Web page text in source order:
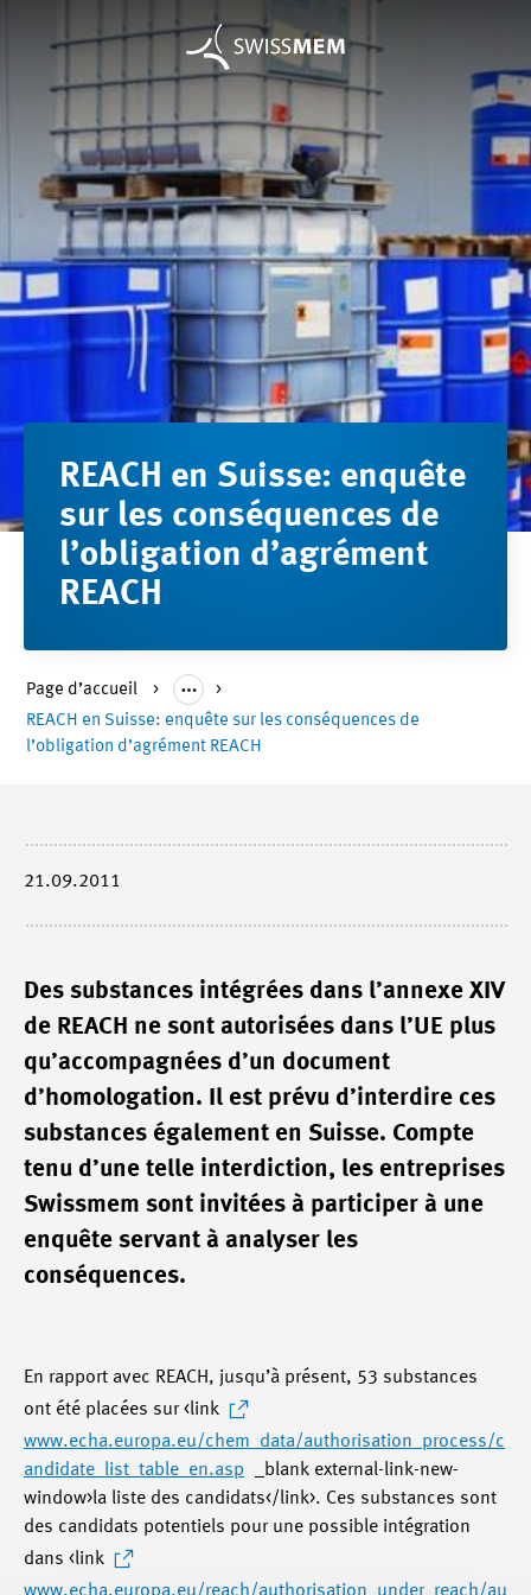
REACH en Suisse: enquête
sur les conséquences de
l’obligation d’agrément
REACH
Page d’accueil
REACH en Suisse: enquête sur les conséquences de
l’obligation d’agrément REACH
21.09.2011
Des substances intégrées dans l’annexe XIV
de REACH ne sont autorisées dans l’UE plus
qu’accompagnées d’un document
d’homologation. Il est prévu d’interdire ces
substances également en Suisse. Compte
tenu d’une telle interdiction, les entreprises
Swissmem sont invitées à participer à une
enquête servant à analyser les
conséquences.
En rapport avec REACH, jusqu’à présent, 53 substances
ont été placées sur <link
www.echa.europa.eu/chem_data/authorisation_process/c
andidate_list_table_en.asp
_blank external-link-new-
window>la liste des candidats</link>. Ces substances sont
des candidats potentiels pour une possible intégration
dans <link